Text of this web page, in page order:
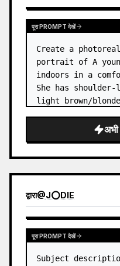
पूरा PROMPT देखें
Create a
portrait of A
indoors in a
She has
light brown/
framing her face.
द्वारा@J⭕DIE
पूरा PROMPT देखें
Subject